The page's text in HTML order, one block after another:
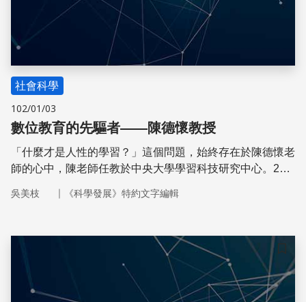
社會科學
102/01/03
數位教育的先驅者——陳德懷教授
「什麼才是人性的學習？」這個問題，始終存在於陳德懷老
師的心中，陳老師任教於中央大學學習科技研究中心。23
習，首創全球第1套「同步網路學習系統」、建立本世紀初
推動「電子書包」和「一人一機」，陳老師不斷開創數位學
習的里程碑。這樣的他，不諱言自己曾在傳統學習環境中迷
吳美枝 ｜ 《科學發展》特約文字編輯
儲存